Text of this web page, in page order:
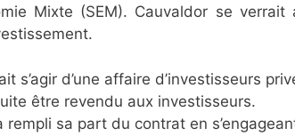
Mixte (SEM). Cauvaldor se verrait
s’agir d’une affaire d’investisseurs
être revendu aux investisseurs.
rempli sa part du contrat en